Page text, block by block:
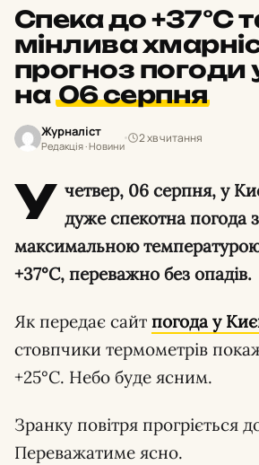
Спека до +37°С
мінлива
прогноз погоди
на06 серпня
Журналіст
Редакція · Новини
2 хв читання
У четвер, 06 серпня, у
дуже спекотна погода з
максимальною
+37°С, переважно без опадів.
Як передає сайт погода у
стовпчики термометрів
+25°С. Небо буде ясним.
Зранку повітря прогріється
Переважатиме ясно.